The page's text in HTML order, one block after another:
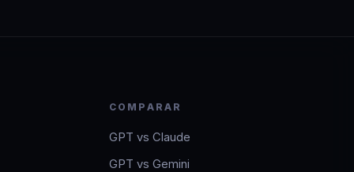
COMPARAR
GPT vs Claude
GPT vs Gemini